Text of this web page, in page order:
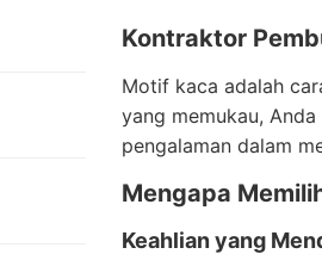
Kontraktor
Motif kaca adalah
yang memukau,
pengalaman dalam
Mengapa
Keahlian yang